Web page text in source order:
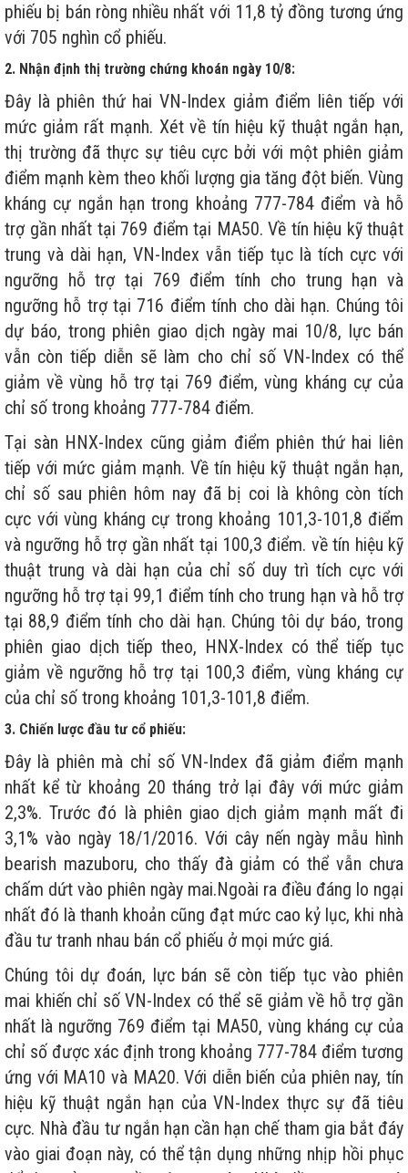
phiếu bị bán ròng nhiều nhất với 11,8 tỷ đồng tương ứng
với 705 nghìn cổ phiếu.
2. Nhận định thị trường chứng khoán ngày 10/8:
Đây là phiên thứ hai VN-Index giảm điểm liên tiếp với
mức giảm rất mạnh. Xét về tín hiệu kỹ thuật ngắn hạn,
thị trường đã thực sự tiêu cực bởi với một phiên giảm
điểm mạnh kèm theo khối lượng gia tăng đột biến. Vùng
kháng cự ngắn hạn trong khoảng 777-784 điểm và hỗ
trợ gần nhất tại 769 điểm tại MA50. Về tín hiệu kỹ thuật
trung và dài hạn, VN-Index vẫn tiếp tục là tích cực với
ngưỡng hỗ trợ tại 769 điểm tính cho trung hạn và
ngưỡng hỗ trợ tại 716 điểm tính cho dài hạn. Chúng tôi
dự báo, trong phiên giao dịch ngày mai 10/8, lực bán
vẫn còn tiếp diễn sẽ làm cho chỉ số VN-Index có thể
giảm về vùng hỗ trợ tại 769 điểm, vùng kháng cự của
chỉ số trong khoảng 777-784 điểm.
Tại sàn HNX-Index cũng giảm điểm phiên thứ hai liên
tiếp với mức giảm mạnh. Về tín hiệu kỹ thuật ngắn hạn,
chỉ số sau phiên hôm nay đã bị coi là không còn tích
cực với vùng kháng cự trong khoảng 101,3-101,8 điểm
và ngưỡng hỗ trợ gần nhất tại 100,3 điểm. về tín hiệu kỹ
thuật trung và dài hạn của chỉ số duy trì tích cực với
ngưỡng hỗ trợ tại 99,1 điểm tính cho trung hạn và hỗ trợ
tại 88,9 điểm tính cho dài hạn. Chúng tôi dự báo, trong
phiên giao dịch tiếp theo, HNX-Index có thể tiếp tục
giảm về ngưỡng hỗ trợ tại 100,3 điểm, vùng kháng cự
của chỉ số trong khoảng 101,3-101,8 điểm.
3. Chiến lược đầu tư cổ phiếu:
Đây là phiên mà chỉ số VN-Index đã giảm điểm mạnh
nhất kể từ khoảng 20 tháng trở lại đây với mức giảm
2,3%. Trước đó là phiên giao dịch giảm mạnh mất đi
3,1% vào ngày 18/1/2016. Với cây nến ngày mẫu hình
bearish mazuboru, cho thấy đà giảm có thể vẫn chưa
chấm dứt vào phiên ngày mai.Ngoài ra điều đáng lo ngại
nhất đó là thanh khoản cũng đạt mức cao kỷ lục, khi nhà
đầu tư tranh nhau bán cổ phiếu ở mọi mức giá.
Chúng tôi dự đoán, lực bán sẽ còn tiếp tục vào phiên
mai khiến chỉ số VN-Index có thể sẽ giảm về hỗ trợ gần
nhất là ngưỡng 769 điểm tại MA50, vùng kháng cự của
chỉ số được xác định trong khoảng 777-784 điểm tương
ứng với MA10 và MA20. Với diễn biến của phiên nay, tín
hiệu kỹ thuật ngắn hạn của VN-Index thực sự đã tiêu
cực. Nhà đầu tư ngắn hạn cần hạn chế tham gia bắt đáy
vào giai đoạn này, có thể tận dụng những nhịp hồi phục